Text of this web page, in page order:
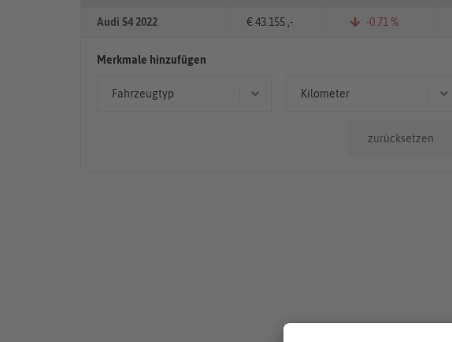
Audi S4 2022 € 43.155 ,- -0.71 %
Merkmale hinzufügen
Fahrzeugtyp Kilometer
zurücksetzen